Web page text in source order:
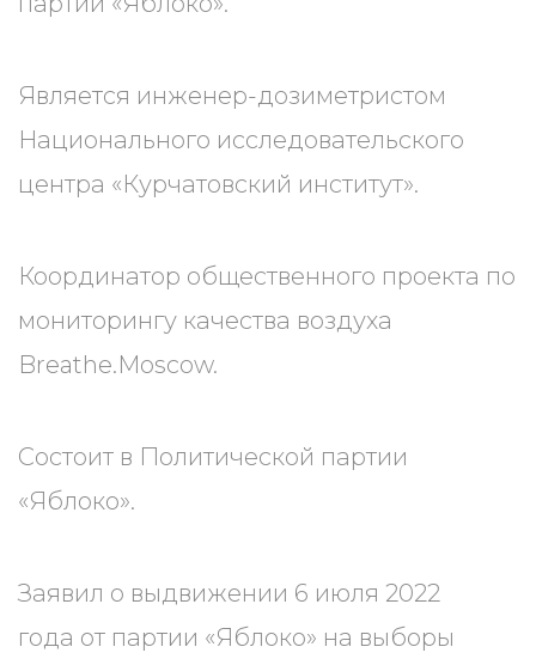
Является инженер-дозиметристом
Национального исследовательского
центра «Курчатовский институт».
Координатор общественного проекта по
мониторингу качества воздуха
Breathe.Moscow.
Состоит в Политической партии
«Яблоко».
Заявил о выдвижении 6 июля 2022
года от партии «Яблоко» на выборы